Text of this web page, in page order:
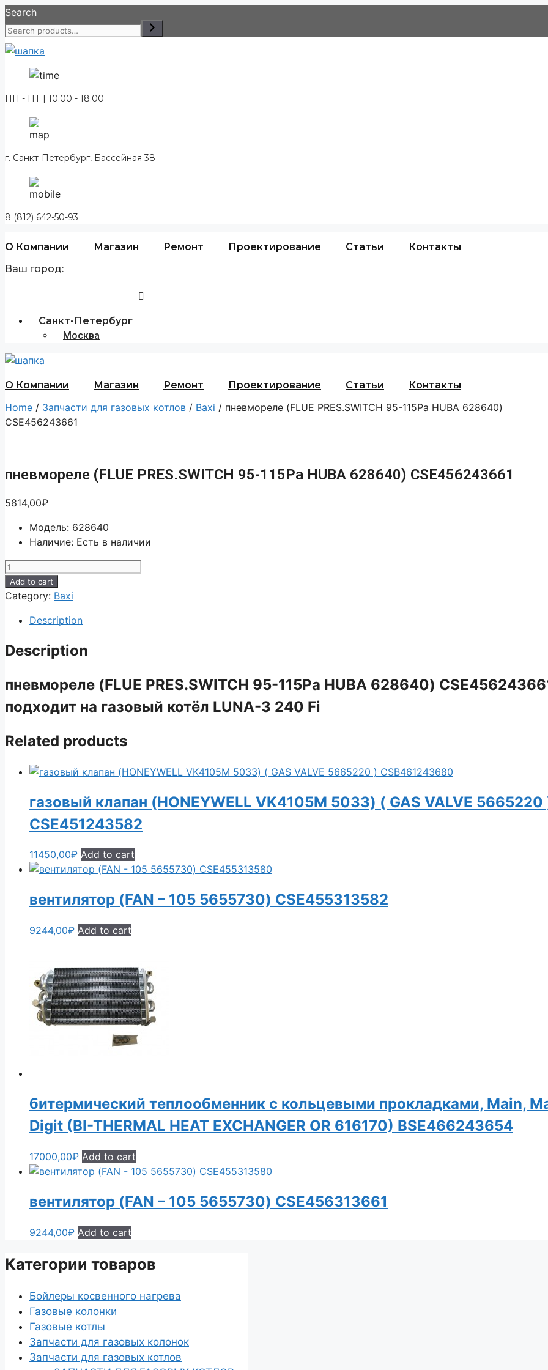
Перейти
к
содержимому
Search
ПН - ПТ | 10.00 - 18.00
г. Санкт-Петербург, Бассейная 38
8 (812) 642-50-93
О Компании Магазин Ремонт Проектирование Статьи
Контакты
Ваш город:
Санкт-Петербург
Москва
О Компании Магазин Ремонт Проектирование Статьи Контакты
Home / Запчасти для газовых котлов / Baxi / пневмореле (FLUE PRES.SWITCH 95-115Pa HUBA 628640)
CSE456243661
пневмореле (FLUE PRES.SWITCH 95-115Pa HUBA 628640) CSE456243661
5814,00₽
Модель: 628640
Наличие: Есть в наличии
пневмореле
(FLUE
PRES.SWITCH
115Pa
628640)
quantity
Add to cart
Category: Baxi
Description
Description
пневмореле (FLUE PRES.SWITCH 95-115Pa HUBA 628640)
подходит на газовый котёл LUNA-3 240 Fi
Related products
газовый клапан (HONEYWELL VK4105M 5033) ( GAS VALVE 5665220
CSE451243582
11450,00₽ Add to cart
вентилятор (FAN – 105 5655730) CSE455313582
9244,00₽ Add to cart
битермический теплообменник с кольцевыми прокладками, Main,
Digit (BI-THERMAL HEAT EXCHANGER OR 616170) BSE466243654
17000,00₽ Add to cart
вентилятор (FAN – 105 5655730) CSE456313661
9244,00₽ Add to cart
Категории товаров
Бойлеры косвенного нагрева
Газовые колонки
Газовые котлы
Запчасти для газовых колонок
Запчасти для газовых котлов